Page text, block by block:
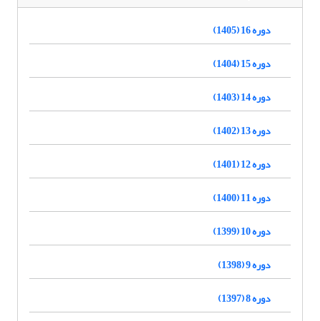
دوره 16 (1405)
دوره 15 (1404)
دوره 14 (1403)
دوره 13 (1402)
دوره 12 (1401)
دوره 11 (1400)
دوره 10 (1399)
دوره 9 (1398)
دوره 8 (1397)